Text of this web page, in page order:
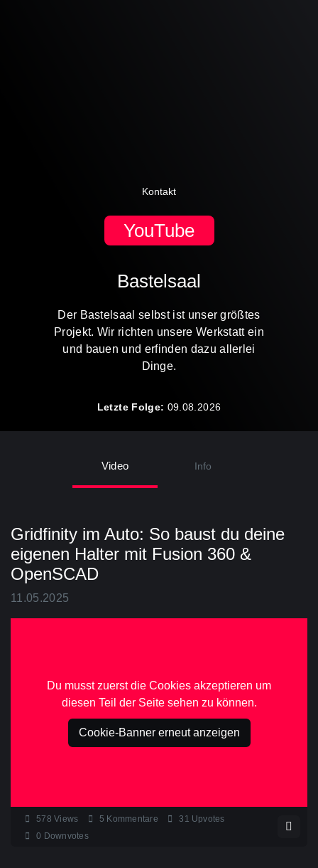
Kontakt
YouTube
Bastelsaal
Der Bastelsaal selbst ist unser größtes
Projekt. Wir richten unsere Werkstatt ein
und bauen und erfinden dazu allerlei
Dinge.
Letzte Folge: 09.08.2026
Video Info
Gridfinity im Auto: So baust du deine
eigenen Halter mit Fusion 360 &
OpenSCAD
11.05.2025
Du musst zuerst die Cookies akzeptieren um
diesen Teil der Seite sehen zu können.
Cookie-Banner erneut anzeigen
578Views 5 Kommentare 31 Upvotes
0 Downvotes